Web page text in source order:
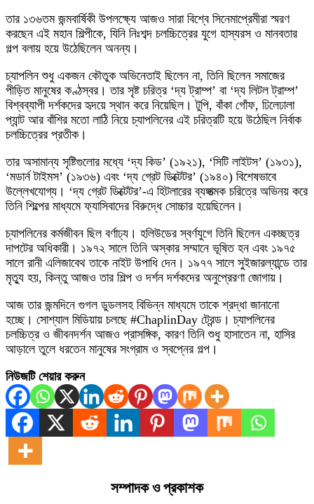
তার ১৩৬তম জন্মবার্ষিকী উপলক্ষ্যে আজও সারা বিশ্বে সিনেমাপ্রেমীরা স্মরণ
করছেন এই মহান শিল্পীকে, যিনি নিঃশব্দ চলচ্চিত্রের যুগে হাস্যরস ও মানবতার
গল্প বলায় হয়ে উঠেছিলেন অনন্য।
চ্যাপলিন শুধু একজন কৌতুক অভিনেতাই ছিলেন না, তিনি ছিলেন সমাজের
পীড়িত মানুষের কণ্ঠস্বর। তার সৃষ্ট চরিত্র ‘দ্য ট্রাম্প’ বা ‘দ্য লিটল ট্রাম্প’
বিশ্বব্যাপী দর্শকদের হৃদয়ে স্থান করে নিয়েছিল। টুপি, বাঁকা গোঁফ, ঢিলেঢালা
প্যান্ট আর বাঁশির মতো লাঠি নিয়ে চ্যাপলিনের এই চরিত্রটি হয়ে উঠেছিল নির্বাক
চলচ্চিত্রের প্রতীক।
তার অসামান্য সৃষ্টিগুলোর মধ্যে ‘দ্য কিড’ (১৯২১), ‘সিটি লাইটস’ (১৯৩১),
‘মডার্ন টাইমস’ (১৯৩৬) এবং ‘দ্য গ্রেট ডিক্টেটর’ (১৯৪০) বিশেষভাবে
উল্লেখযোগ্য। ‘দ্য গ্রেট ডিক্টেটর’-এ হিটলারের ব্যঙ্গাত্মক চরিত্রে অভিনয় করে
তিনি শিল্পের মাধ্যমে ফ্যাসিবাদের বিরুদ্ধে সোচ্চার হয়েছিলেন।
চ্যাপলিনের কর্মজীবন ছিল বর্ণাঢ্য। হলিউডের স্বর্ণযুগে তিনি ছিলেন একচ্ছত্র
দাপটের অধিকারী। ১৯৭২ সালে তিনি অস্কার সম্মানে ভূষিত হন এবং ১৯৭৫
সালে রানী এলিজাবেথ তাকে নাইট উপাধি দেন। ১৯৭৭ সালে সুইজারল্যান্ডে তার
মৃত্যু হয়, কিন্তু আজও তার শিল্প ও দর্শন দর্শকদের অনুপ্রেরণা জোগায়।
আজ তার জন্মদিনে গুগল ডুডলসহ বিভিন্ন মাধ্যমে তাকে শ্রদ্ধা জানানো
হচ্ছে। সোশ্যাল মিডিয়ায় চলছে #ChaplinDay ট্রেন্ড। চ্যাপলিনের
চলচ্চিত্র ও জীবনদর্শন আজও প্রাসঙ্গিক, কারণ তিনি শুধু হাসাতেন না, হাসির
আড়ালে তুলে ধরতেন মানুষের সংগ্রাম ও স্বপ্নের গল্প।
নিউজটি শেয়ার করুন
সম্পাদক ও প্রকাশক